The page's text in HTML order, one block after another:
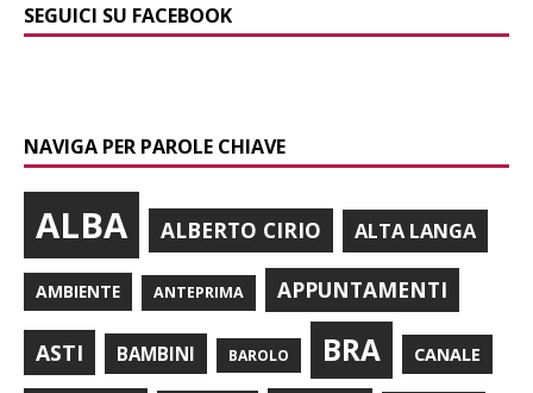
SEGUICI SU FACEBOOK
NAVIGA PER PAROLE CHIAVE
ALBA ALBERTO CIRIO ALTA LANGA
AMBIENTE ANTEPRIMA APPUNTAMENTI
ASTI BAMBINI BAROLO BRA CANALE